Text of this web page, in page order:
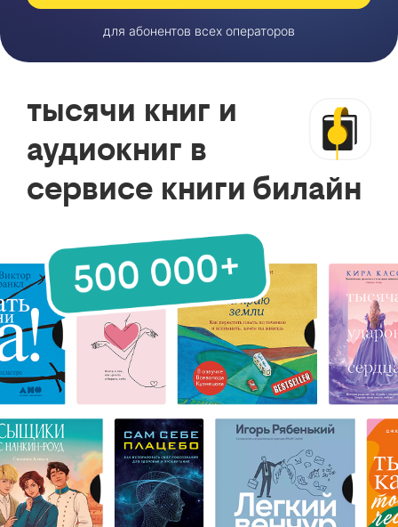
для абонентов всех операторов
тысячи книг и
аудиокниг в
сервисе книги билайн